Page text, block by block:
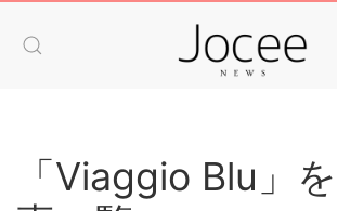
「Viaggio Blu」